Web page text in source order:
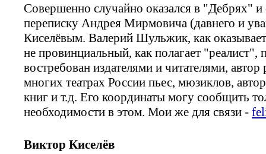
Совершенно случайно оказался в "Дебрях"
переписку Андрея Мирмовича (давнего и
Киселёвым. Валерий Шульжик, как
не провинциальный, как полагает "реалист",
востребован издателями и читателями,
многих театрах России пьес, мюзиклов,
книг и т.д. Его координаты могу сообщить
необходимости в этом. Мои же для связи -
Виктор Киселёв